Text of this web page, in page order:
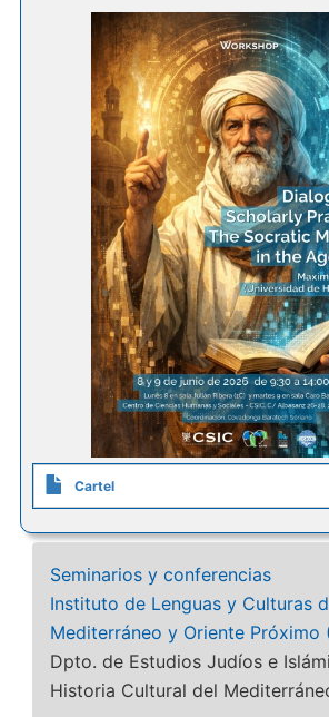
Cartel
Seminarios y conferencias
Instituto de Lenguas y Culturas
Mediterráneo y Oriente Próximo
Dpto. de Estudios Judíos e
Historia Cultural del